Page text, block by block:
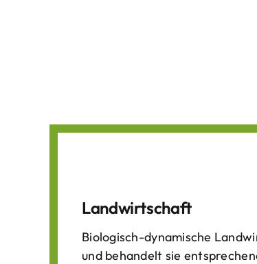
Landwirtschaft
Biologisch-dynamische
und behandelt sie